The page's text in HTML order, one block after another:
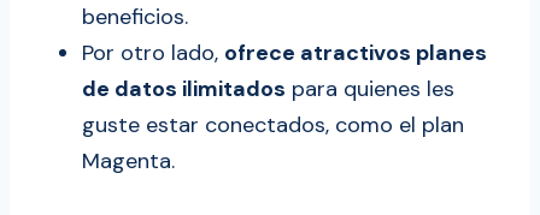
beneficios.
Por otro lado, ofrece atractivos planes
de datos ilimitados para quienes les
guste estar conectados, como el plan
Magenta.